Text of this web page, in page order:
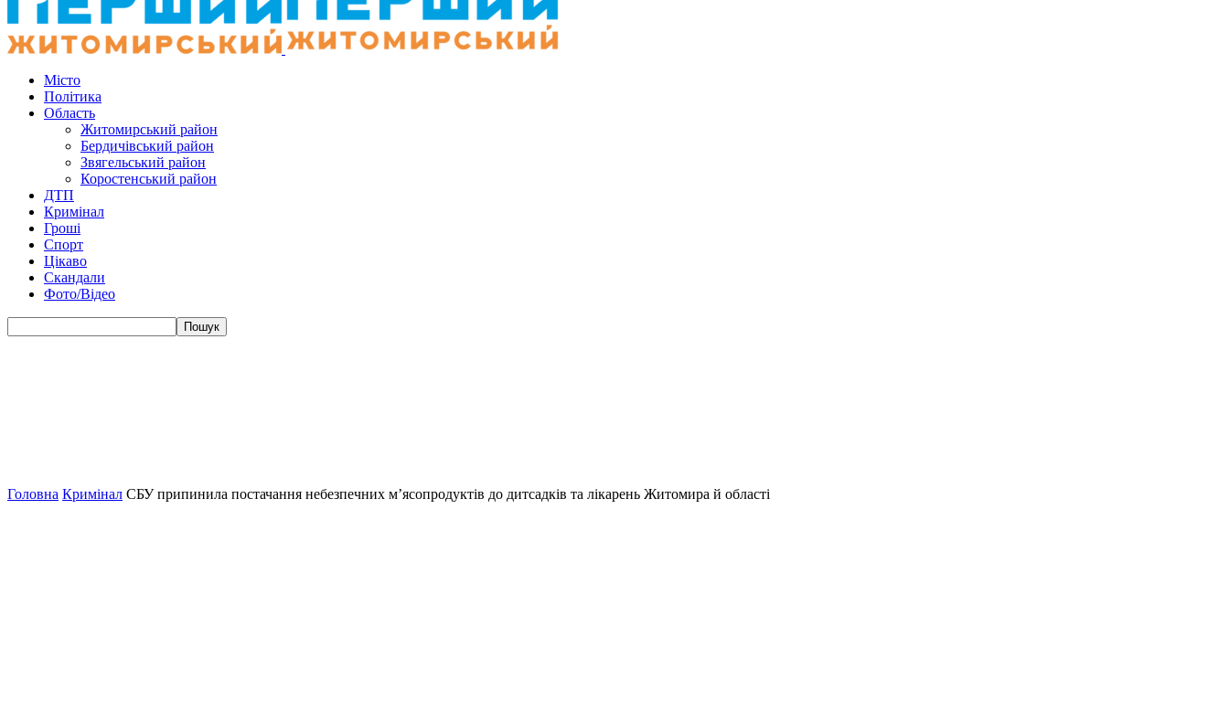
Місто
Політика
Область
Житомирський район
Бердичівський район
Звягельський район
Коростенський район
ДТП
Кримінал
Гроші
Спорт
Цікаво
Скандали
Фото/Відео
Головна Кримінал СБУ припинила постачання небезпечних м’ясопродуктів до дитсадків та лікарень Житомира й області